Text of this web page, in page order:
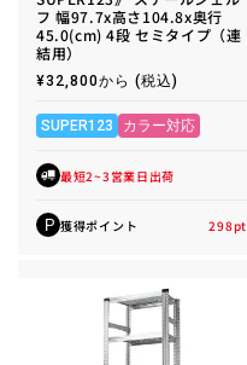
フ 幅97.7x高さ104.8x奥行
45.0(cm) 4段 セミタイプ（連
結用）
通
価
格
¥32,800から (税込)
SUPER123 カラー対応
最短2~3営業日出荷
P 獲得ポイント 298pt